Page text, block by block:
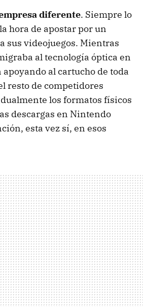
diferente. Siempre lo
hora de apostar por un
sus videojuegos. Mientras
al tecnología óptica en
al cartucho de toda
resto de competidores
los formatos físicos
descargas en Nintendo
esta vez sí, en esos